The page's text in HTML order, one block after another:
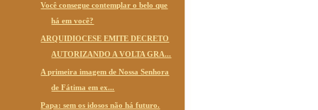
Você consegue contemplar o belo que
há em você?
ARQUIDIOCESE EMITE DECRETO
AUTORIZANDO A VOLTA GRA...
A primeira imagem de Nossa Senhora
de Fátima em ex...
Papa: sem os idosos não há futuro.